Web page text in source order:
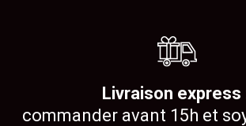
Livraison express
commander avant 15h et